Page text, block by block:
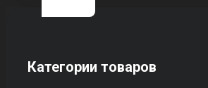
Категории товаров